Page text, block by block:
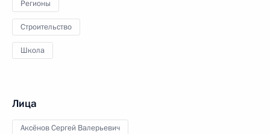
Регионы
Строительство
Школа
Лица
Аксёнов Сергей Валерьевич